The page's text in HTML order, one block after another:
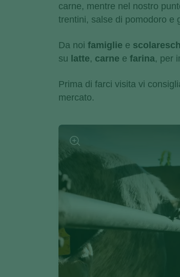
carne, mentre nel nostro
trentini, salse di pomodoro e
Da noi famiglie e
su latte, carne e farina, per
Prima di farci visita vi
mercato.